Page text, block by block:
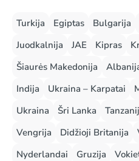
Turkija Egiptas Bulgarija
Juodkalnija
JAE Kipras
Šiaurės Makedonija
Indija
Ukraina – Karpatai
Ukraina
Šri Lanka
Vengrija
Didžioji Britanija
Nyderlandai
Gruzija